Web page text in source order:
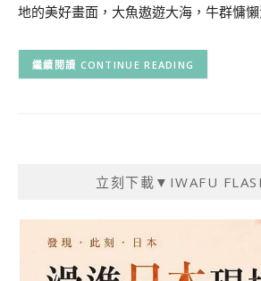
地的美好畫面，大魚遨遊大海，牛群慵
CONTINUE READING
立刻下載▼IWAFU